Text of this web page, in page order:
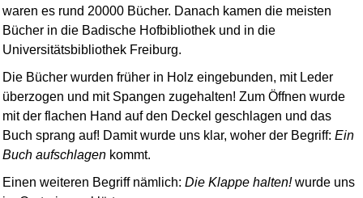
waren es rund 20000 Bücher. Danach kamen die meisten
Bücher in die Badische Hofbibliothek und in die
Universitätsbibliothek Freiburg.
Die Bücher wurden früher in Holz eingebunden, mit Leder
überzogen und mit Spangen zugehalten! Zum Öffnen wurde
mit der flachen Hand auf den Deckel geschlagen und das
Buch sprang auf! Damit wurde uns klar, woher der Begriff:Ein
Buch aufschlagen kommt.
Einen weiteren Begriff nämlich:Die Klappe halten!wurde uns